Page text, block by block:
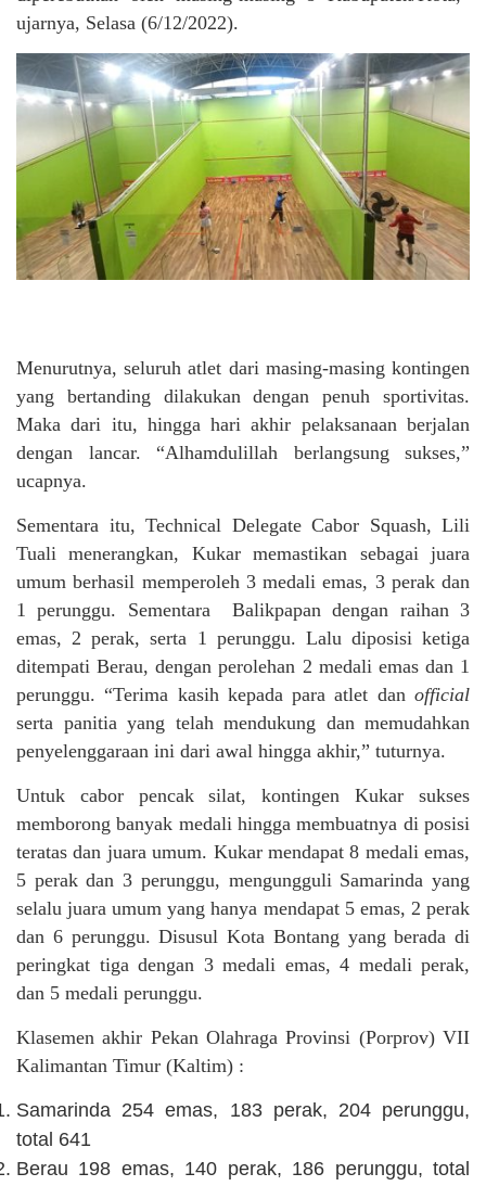
ujarnya, Selasa (6/12/2022).
Menurutnya, seluruh atlet dari masing-masing kontingen
yang bertanding dilakukan dengan penuh sportivitas.
Maka dari itu, hingga hari akhir pelaksanaan berjalan
dengan lancar. “Alhamdulillah berlangsung sukses,”
ucapnya.
Sementara itu, Technical Delegate Cabor Squash, Lili
Tuali menerangkan, Kukar memastikan sebagai juara
umum berhasil memperoleh 3 medali emas, 3 perak dan
1 perunggu. Sementara Balikpapan dengan raihan 3
emas, 2 perak, serta 1 perunggu. Lalu diposisi ketiga
ditempati Berau, dengan perolehan 2 medali emas dan 1
perunggu. “Terima kasih kepada para atlet dan official
serta panitia yang telah mendukung dan memudahkan
penyelenggaraan ini dari awal hingga akhir,” tuturnya.
Untuk cabor pencak silat, kontingen Kukar sukses
memborong banyak medali hingga membuatnya di posisi
teratas dan juara umum. Kukar mendapat 8 medali emas,
5 perak dan 3 perunggu, mengungguli Samarinda yang
selalu juara umum yang hanya mendapat 5 emas, 2 perak
dan 6 perunggu. Disusul Kota Bontang yang berada di
peringkat tiga dengan 3 medali emas, 4 medali perak,
dan 5 medali perunggu.
Klasemen akhir Pekan Olahraga Provinsi (Porprov) VII
Kalimantan Timur (Kaltim) :
Samarinda 254 emas, 183 perak, 204 perunggu,
total 641
Berau 198 emas, 140 perak, 186 perunggu, total